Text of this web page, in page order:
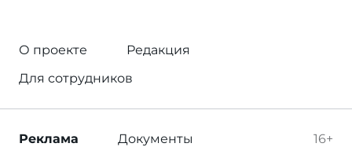
О проекте
Редакция
Для сотрудников
16+
Реклама Документы